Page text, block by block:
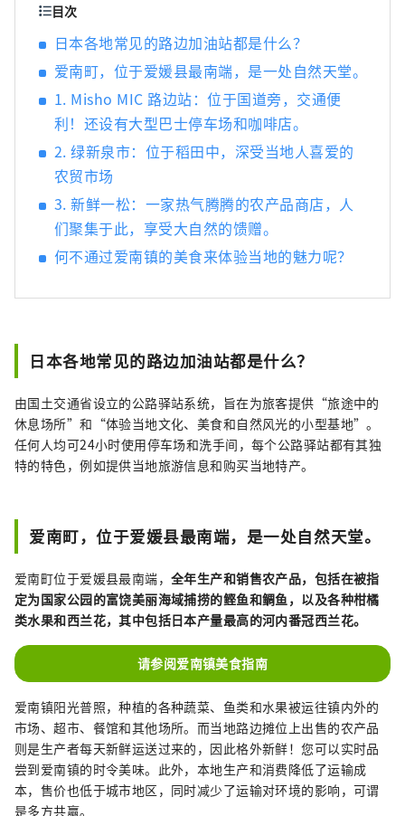
目次
日本各地常见的路边加油站都是什么？
爱南町，位于爱媛县最南端，是一处自然天堂。
1. Misho MIC 路边站：位于国道旁，交通便
利！还设有大型巴士停车场和咖啡店。
2. 绿新泉市：位于稻田中，深受当地人喜爱的
农贸市场
3. 新鲜一松：一家热气腾腾的农产品商店，人
们聚集于此，享受大自然的馈赠。
何不通过爱南镇的美食来体验当地的魅力呢？
日本各地常见的路边加油站都是什么？
由国土交通省设立的公路驿站系统，旨在为旅客提供“旅途中的
休息场所”和“体验当地文化、美食和自然风光的小型基地”。
任何人均可24小时使用停车场和洗手间，每个公路驿站都有其独
特的特色，例如提供当地旅游信息和购买当地特产。
爱南町，位于爱媛县最南端，是一处自然天堂。
爱南町位于爱媛县最南端，全年生产和销售农产品，包括在被指
定为国家公园的富饶美丽海域捕捞的鲣鱼和鲷鱼，以及各种柑橘
类水果和西兰花，其中包括日本产量最高的河内番冠西兰花。
请参阅爱南镇美食指南
爱南镇阳光普照，种植的各种蔬菜、鱼类和水果被运往镇内外的
市场、超市、餐馆和其他场所。而当地路边摊位上出售的农产品
则是生产者每天新鲜运送过来的，因此格外新鲜！您可以实时品
尝到爱南镇的时令美味。此外，本地生产和消费降低了运输成
本，售价也低于城市地区，同时减少了运输对环境的影响，可谓
是多方共赢。